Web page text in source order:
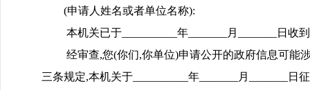
(申请人姓名或者单位名称):
本机关已于__________年_______月_______日
经审查,您(你们,你单位)申请公开的政府信息可能
三条规定,本机关于__________年_______月_______